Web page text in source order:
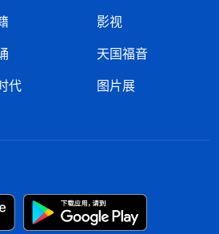
现在咱们是在共产党的地盘生
压一切宗教信仰，尤其最恨你
非要跟政府对着干，你就不怕
子以后也别想当兵、提干、考
打零工过穷日子吗？”就在撒
话在我脑海里闪现，“整个宇宙
我说了算，什么事不是在我手
影视
天国福音
代
图片展